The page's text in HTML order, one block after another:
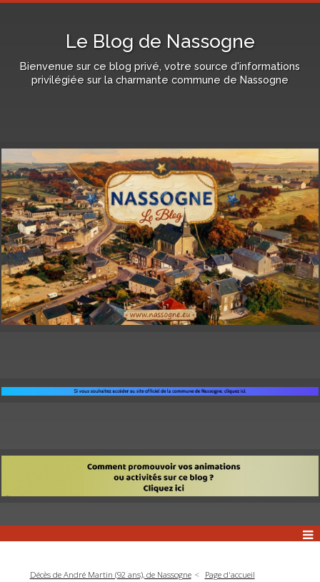
Le Blog de Nassogne
Bienvenue sur ce blog privé, votre source d'informations
privilégiée sur la charmante commune de Nassogne
Décès de André Martin (92 ans), de Nassogne
Page d'accueil